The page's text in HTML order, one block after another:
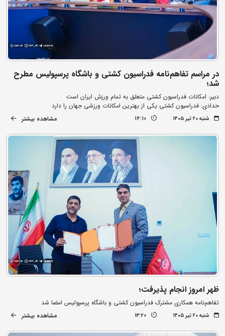
در مراسم تفاهم‌نامه فدراسیون کشتی و باشگاه پرسپولیس مطرح
شد؛
دبیر: امکانات فدراسیون کشتی متعلق به تمام ورزش ایران است
حدادی: فدراسیون کشتی یکی از بهترین امکانات ورزشی جهان را دارد
شنبه ۲۰ تیر ۱۴۰۵ 14:10 مشاهده بیشتر
ظهر امروز انجام پذیرفت؛
تفاهم‌نامه همکاری مشترک فدراسیون کشتی و باشگاه پرسپولیس امضا شد
شنبه ۲۰ تیر ۱۴۰۵ 13:20 مشاهده بیشتر